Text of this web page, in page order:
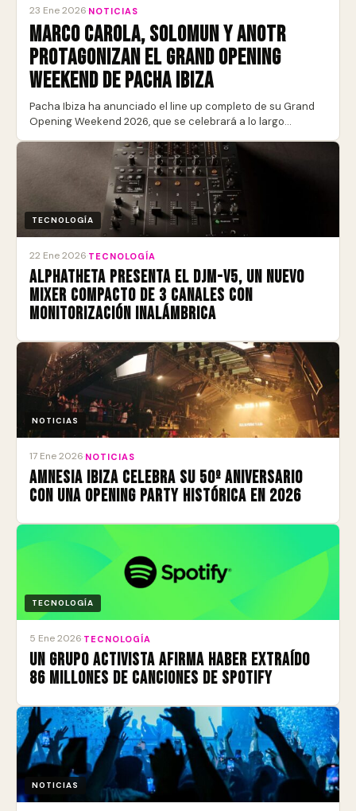
23 Ene 2026 NOTICIAS
Marco Carola, Solomun y ANOTR
protagonizan el Grand Opening
Weekend de Pacha Ibiza
Pacha Ibiza ha anunciado el line up completo de su Grand
Opening Weekend 2026, que se celebrará a lo largo…
TECNOLOGÍA
22 Ene 2026 TECNOLOGÍA
AlphaTheta presenta el DJM-V5, un nuevo
mixer compacto de 3 canales con
monitorización inalámbrica
NOTICIAS
17 Ene 2026 NOTICIAS
Amnesia Ibiza celebra su 50º aniversario
con una Opening Party histórica en 2026
TECNOLOGÍA
5 Ene 2026 TECNOLOGÍA
Un grupo activista afirma haber extraído
86 millones de canciones de Spotify
NOTICIAS